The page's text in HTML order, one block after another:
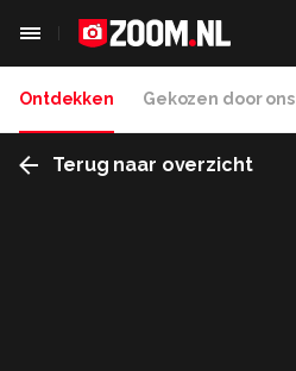
Ontdekken Gekozen door ons
Terug naar overzicht